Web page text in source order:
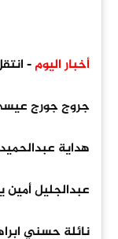
أخبار اليوم-
جروج جورج
هداية
عبدالجليل أمين
نائلة حسني